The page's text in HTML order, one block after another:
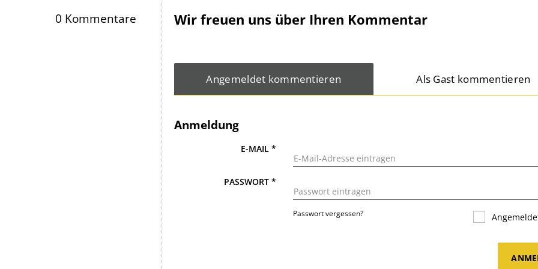
0 Kommentare Wir freuen uns über Ihren Kommentar
Angemeldet kommentieren Als Gast kommentieren
Anmeldung
E-MAIL*
PASSWORT*
Passwort vergessen?